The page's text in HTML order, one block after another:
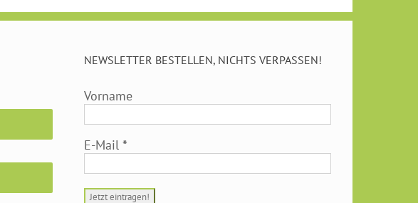
NEWSLETTER BESTELLEN, NICHTS VERPASSEN!
Vorname
E-Mail*